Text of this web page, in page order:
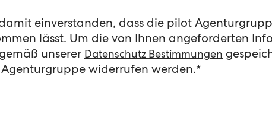
einverstanden, dass die pilot
lässt. Um die von Ihnen angeforderten
unserer Datenschutz Bestimmungen
widerrufen werden.*